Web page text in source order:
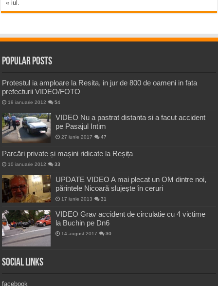
« iul.
Popular Posts
Protestul ia amploare la Resita, in jur de 800 de oameni in fata
prefecturii VIDEO/FOTO
19 ianuarie 2012 54
VIDEO Nu a pastrat distanta si a facut accident
pe Pasajul Intim
27 iunie 2017 47
Parcări private și mașini ridicate la Reșița
10 ianuarie 2012 33
UPDATE VIDEO A mai plecat un OM dintre noi,
părintele Nicoară slujește în ceruri
17 iunie 2013 31
VIDEO Grav accident de circulatie cu 4 victime
la Buchin pe Dn6
14 august 2017 30
Social Links
facebook